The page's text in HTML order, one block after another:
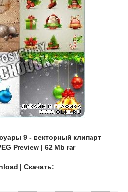
9 - векторный клипарт
Preview | 62 Mb rar
| Скачать: